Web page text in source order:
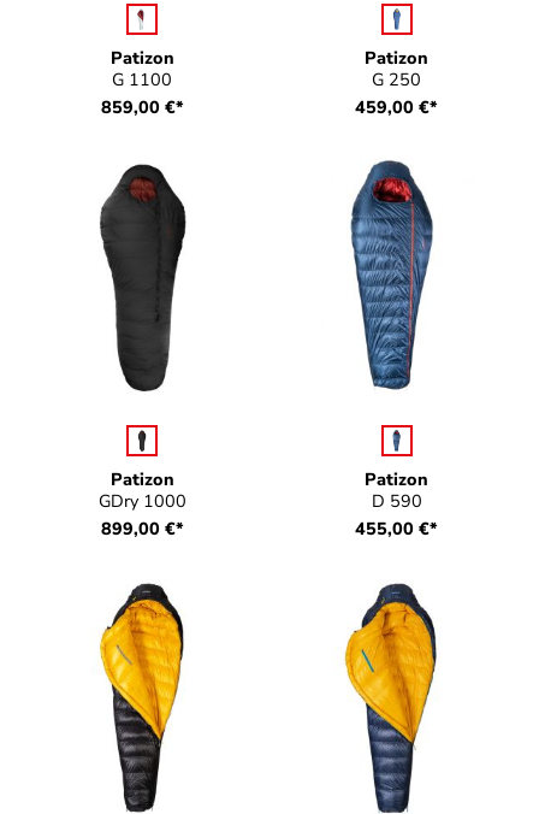
Patizon
G 1100
Farbe
859,00 €*
Patizon
G 250
Farbe
459,00 €*
Patizon
GDry 1000
Farbe
899,00 €*
Patizon
D 590
Farbe
455,00 €*